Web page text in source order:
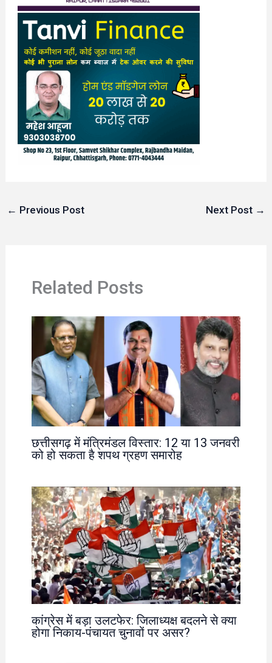
← Previous Post Next Post →
Related Posts
छत्तीसगढ़ में मंत्रिमंडल विस्तार: 12 या 13 जनवरी
को हो सकता है शपथ ग्रहण समारोह
कांग्रेस में बड़ा उलटफेर: जिलाध्यक्ष बदलने से क्या
होगा निकाय-पंचायत चुनावों पर असर?